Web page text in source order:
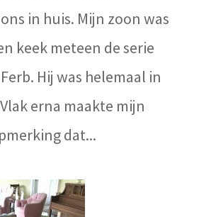
in huis. Mijn zoon was
keek meteen de serie
Hij was helemaal in
erna maakte mijn
dat...